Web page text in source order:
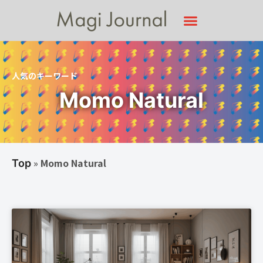
人気のキーワード
Momo Natural
Top » Momo Natural